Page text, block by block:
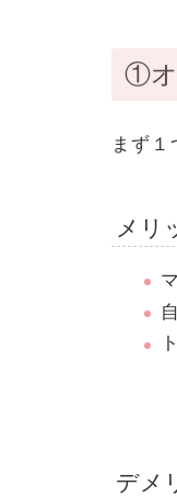
①オ
まず１
メリ
デメ